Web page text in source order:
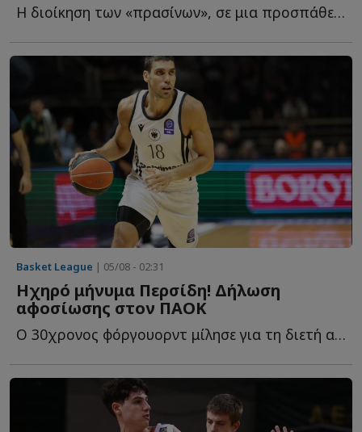
Η διοίκηση των «πρασίνων», σε μια προσπάθεια να επαναφέρει τ...
Basket League | 05/08 - 02:31
Ηχηρό μήνυμα Περσίδη! Δήλωση
αφοσίωσης στον ΠΑΟΚ
Ο 30χρονος φόργουορντ μίλησε για τη διετή ανανέωση, τ...